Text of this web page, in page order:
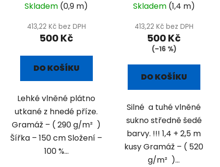
Skladem (0,9 m)
413,22 Kč bez DPH
500 Kč
DO KOŠÍKU
Lehké vlněné plátno
utkané z hnedé příze.
Gramáž – ( 290 g/m² )
Šířka – 150 cm Složení –
100 %...
Skladem (1,4 m)
413,22 Kč bez DPH
500 Kč
(–16 %)
DO KOŠÍKU
Silné a tuhé vlněné
sukno středně šedé
barvy. !!! 1,4 + 2,5 m
kusy Gramáž – ( 520
g/m² )...